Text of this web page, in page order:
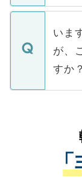
関を公
に、
みを
ていま
定を承
の辞
個人情
で、
など
ご本
支援
ている
は、
管理
る、
いま
が、
すか？
かが
経験
させ
ない